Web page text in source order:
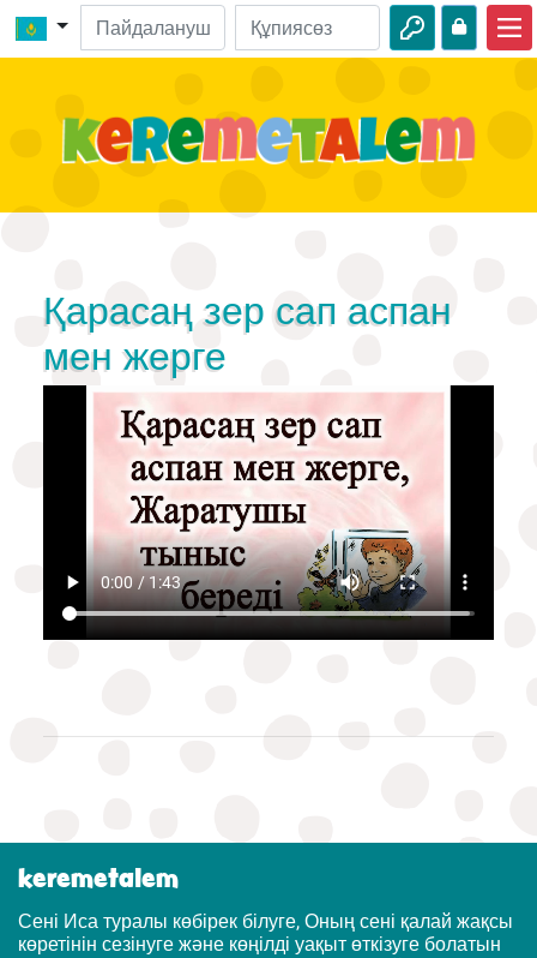
Киелі кітап оқиғалары
Шытырман оқиғалар
Қарасаң зер сап аспан
мен жерге
keremetalem
Сені Иса туралы көбірек білуге, Оның сені қалай жақсы
көретінін сезінуге және көңілді уақыт өткізуге болатын